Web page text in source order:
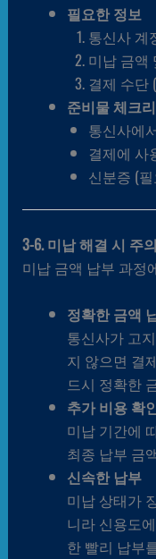
필요한 정보
통신사 계
미납 금액
결제 수단
준비물 체크
통신사에
결제에 사
신분증 (
3-6. 미납 해결 시 주
미납 금액 납부 과정
정확한 금액
통신사가 고
지 않으면 결
드시 정확한
추가 비용 확
미납 기간에
최종 납부 금
신속한 납부
미납 상태가
니라 신용도
한 빨리 납부